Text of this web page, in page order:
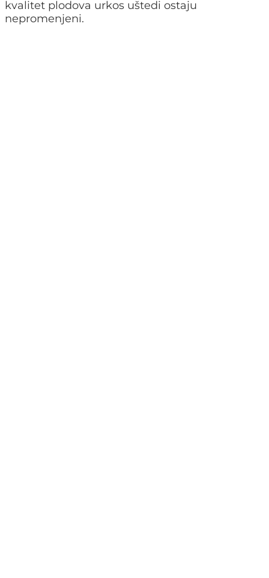
kvalitet plodova urkos uštedi ostaju
nepromenjeni.